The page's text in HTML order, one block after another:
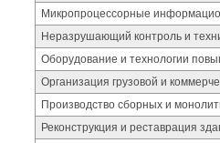
Микропроцессорные
Неразрушающий контроль и
Оборудование и технологии
Организация грузовой и
Производство сборных и
Реконструкция и реставрация